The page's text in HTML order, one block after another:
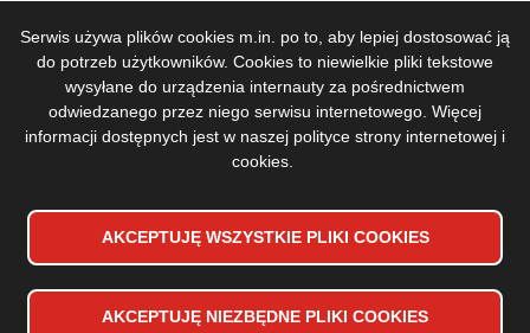
Serwis używa plików cookies m.in. po to, aby lepiej dostosować ją
do potrzeb użytkowników. Cookies to niewielkie pliki tekstowe
wysyłane do urządzenia internauty za pośrednictwem
odwiedzanego przez niego serwisu internetowego. Więcej
informacji dostępnych jest w naszej polityce strony internetowej i
cookies
AKCEPTUJĘ WSZYSTKIE PLIKI COOKIES
AKCEPTUJĘ NIEZBĘDNE PLIKI COOKIES
WYCOFAJ ZGODĘ NA PLIKI COOKIES
Media
Deklaracja dostępności